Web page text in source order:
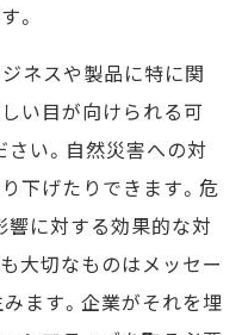
。
ネスや製品に特に関
い目が向けられる可
い。自然災害への対
下げたりできます。危
に対する効果的な対
大切なものはメッセー
ます。企業がそれを埋